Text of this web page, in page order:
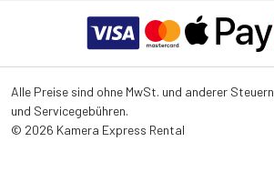
Alle Preise sind ohne MwSt. und anderer
und Servicegebühren.
© 2026 Kamera Express Rental